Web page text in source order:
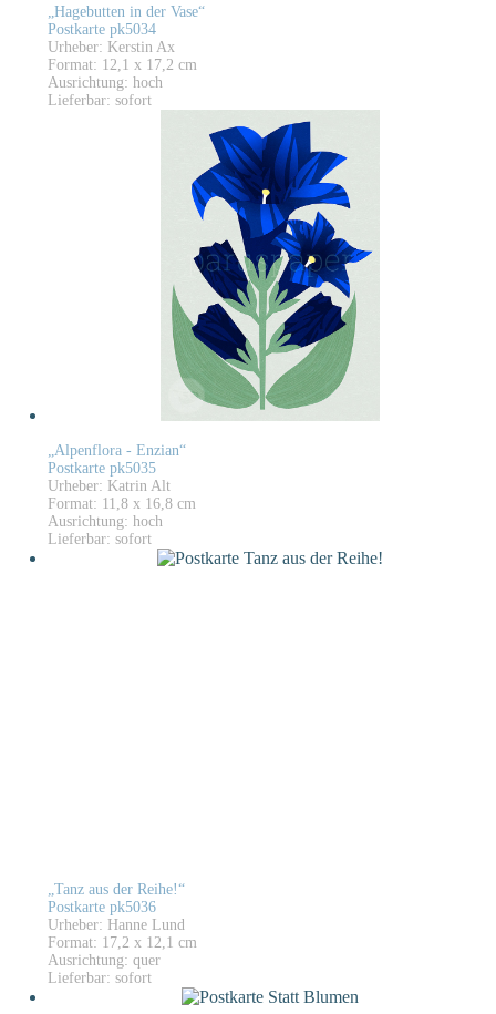
„Hagebutten in der Vase“
Postkarte pk5034
Urheber: Kerstin Ax
Format: 12,1 x 17,2 cm
Ausrichtung: hoch
Lieferbar: sofort
„Alpenflora - Enzian“
Postkarte pk5035
Urheber: Katrin Alt
Format: 11,8 x 16,8 cm
Ausrichtung: hoch
Lieferbar: sofort
„Tanz aus der Reihe!“
Postkarte pk5036
Urheber: Hanne Lund
Format: 17,2 x 12,1 cm
Ausrichtung: quer
Lieferbar: sofort